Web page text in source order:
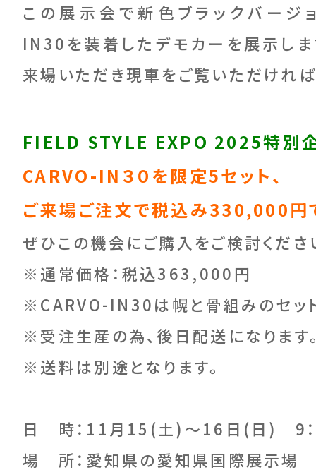
この展示会で新色ブラックバージ
IN30を装着したデモカーを展示しま
来場いただき現車をご覧いただければ
FIELD STYLE EXPO 2025特別
CARVO-IN３０を限定5セット、
ご来場ご注文で税込み330,000円
ぜひこの機会にご購入をご検討くださ
※通常価格：税込363,000円
※CARVO-IN30は幌と骨組みのセッ
※受注生産の為、後日配送になります
※送料は別途となります。
日 時：11月15(土)～16日(日) 9
場 所：愛知県の愛知県国際展